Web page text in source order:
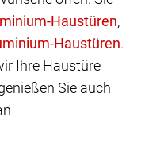
,
.
Ihre Haustüre
Sie auch